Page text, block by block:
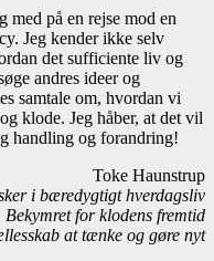
med på en rejse mod en
Jeg kender ikke selv
det sufficiente liv og
andres ideer og
samtale om, hvordan vi
klode. Jeg håber, at det vil
handling og forandring!
Toke Haunstrup
i bæredygtigt hverdagsliv
Bekymret for klodens fremtid
at tænke og gøre nyt